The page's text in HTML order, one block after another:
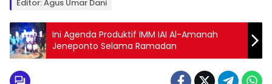
Editor: Agus Umar Dani
Ini Agenda Produktif IMM IAI Al-Amanah
Jeneponto Selama Ramadan